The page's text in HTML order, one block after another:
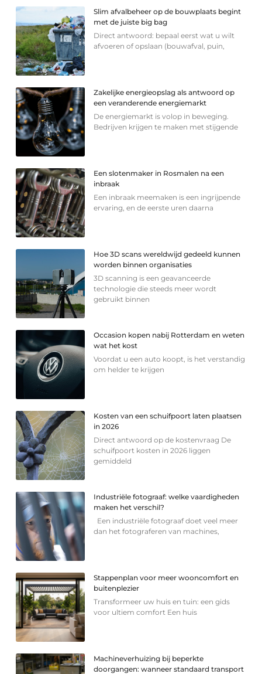
Slim afvalbeheer op de bouwplaats begint
met de juiste big bag
Direct antwoord: bepaal eerst wat u wilt
afvoeren of opslaan (bouwafval, puin,
Zakelijke energieopslag als antwoord op
een veranderende energiemarkt
De energiemarkt is volop in beweging.
Bedrijven krijgen te maken met stijgende
Een slotenmaker in Rosmalen na een
inbraak
Een inbraak meemaken is een ingrijpende
ervaring, en de eerste uren daarna
Hoe 3D scans wereldwijd gedeeld kunnen
worden binnen organisaties
3D scanning is een geavanceerde
technologie die steeds meer wordt
gebruikt binnen
Occasion kopen nabij Rotterdam en weten
wat het kost
Voordat u een auto koopt, is het verstandig
om helder te krijgen
Kosten van een schuifpoort laten plaatsen
in 2026
Direct antwoord op de kostenvraag De
schuifpoort kosten in 2026 liggen
gemiddeld
Industriële fotograaf: welke vaardigheden
maken het verschil?
Een industriële fotograaf doet veel meer
dan het fotograferen van machines,
Stappenplan voor meer wooncomfort en
buitenplezier
Transformeer uw huis en tuin: een gids
voor ultiem comfort Een huis
Machineverhuizing bij beperkte
doorgangen: wanneer standaard transport